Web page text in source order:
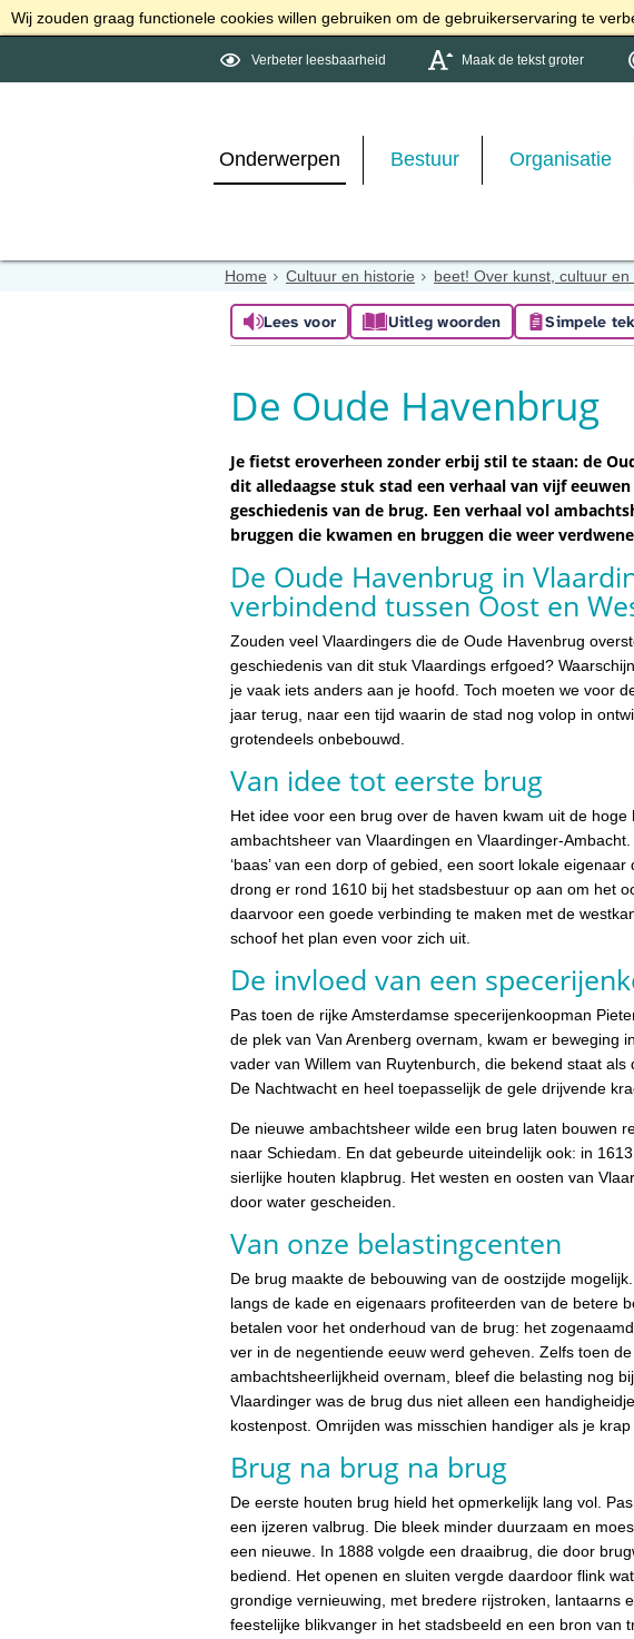
Wij zouden graag functionele cookies willen gebruiken om de gebruikerservaring te
Verbeter leesbaarheid Maak de tekst groter
Onderwerpen Bestuur Organisatie
Home Cultuur en historie beet! Over kunst, cultuur
Lees voor Uitleg woorden Simpele
De Oude Havenbrug
Je fietst eroverheen zonder erbij stil te staan: de
dit alledaagse stuk stad een verhaal van vijf
geschiedenis van de brug. Een verhaal vol
bruggen die kwamen en bruggen die weer
De Oude Havenbrug in
verbindend tussen Oost en
Zouden veel Vlaardingers die de Oude Havenbrug
geschiedenis van dit stuk Vlaardings erfgoed?
je vaak iets anders aan je hoofd. Toch moeten we voor
jaar terug, naar een tijd waarin de stad nog volop in
grotendeels onbebouwd.
Van idee tot eerste brug
Het idee voor een brug over de haven kwam uit de hoge
ambachtsheer van Vlaardingen en Vlaardinger-
‘baas’ van een dorp of gebied, een soort lokale
drong er rond 1610 bij het stadsbestuur op aan om het
daarvoor een goede verbinding te maken met de
schoof het plan even voor zich uit.
De invloed van een
Pas toen de rijke Amsterdamse specerijenkoopman
de plek van Van Arenberg overnam, kwam er beweging
vader van Willem van Ruytenburch, die bekend staat
De Nachtwacht en heel toepasselijk de gele drijvende
De nieuwe ambachtsheer wilde een brug laten bouwen
naar Schiedam. En dat gebeurde uiteindelijk ook: in
sierlijke houten klapbrug. Het westen en oosten van
door water gescheiden.
Van onze belastingcenten
De brug maakte de bebouwing van de oostzijde
langs de kade en eigenaars profiteerden van de betere
betalen voor het onderhoud van de brug: het
ver in de negentiende eeuw werd geheven. Zelfs toen
ambachtsheerlijkheid overnam, bleef die belasting nog
Vlaardinger was de brug dus niet alleen een
kostenpost. Omrijden was misschien handiger als je krap
Brug na brug na brug
De eerste houten brug hield het opmerkelijk lang vol.
een ijzeren valbrug. Die bleek minder duurzaam en
een nieuwe. In 1888 volgde een draaibrug, die door
bediend. Het openen en sluiten vergde daardoor flink
grondige vernieuwing, met bredere rijstroken, lantaarns
feestelijke blikvanger in het stadsbeeld en een bron van